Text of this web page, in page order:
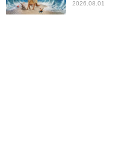
2026.08.01